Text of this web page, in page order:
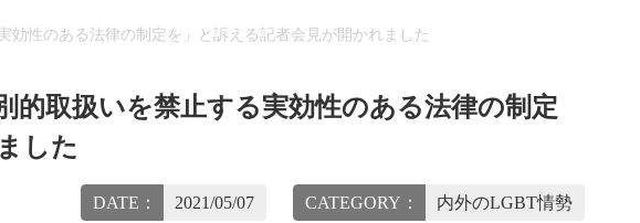
効性のある法律の制定を」と訴える記者会見が開かれました
的取扱いを禁止する実効性のある法律の制定
した
DATE： 2021/05/07 CATEGORY： 内外のLGBT情勢